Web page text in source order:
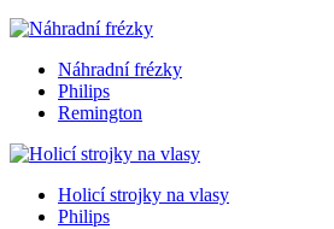
Náhradní frézky
Philips
Remington
Holicí strojky na vlasy
Philips